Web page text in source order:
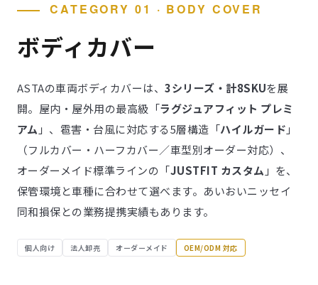
CATEGORY 01 · BODY COVER
ボディカバー
ASTAの車両ボディカバーは、3シリーズ・計8SKUを展
開。屋内・屋外用の最高級「ラグジュアフィット プレミ
アム 」、雹害・台風に対応する5層構造「ハイルガード 」
（フルカバー・ハーフカバー／車型別オーダー対応）、
オーダーメイド標準ラインの「JUSTFIT カスタム 」を、
保管環境と車種に合わせて選べます。あいおいニッセイ
同和損保との業務提携実績もあります。
個人向け 法人卸売 オーダーメイド OEM/ODM 対応